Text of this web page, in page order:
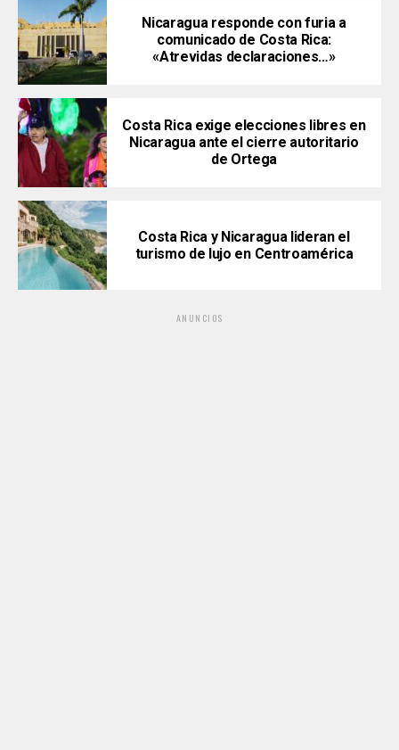
Nicaragua responde con furia a
comunicado de Costa Rica:
«Atrevidas declaraciones…»
Costa Rica exige elecciones libres en
Nicaragua ante el cierre autoritario
de Ortega
Costa Rica y Nicaragua lideran el
turismo de lujo en Centroamérica
ANUNCIOS